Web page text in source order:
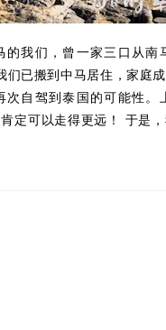
的我们，曾一家三口从南
已搬到中马居住，家庭成
次自驾到泰国的可能性。
定可以走得更远！ 于是